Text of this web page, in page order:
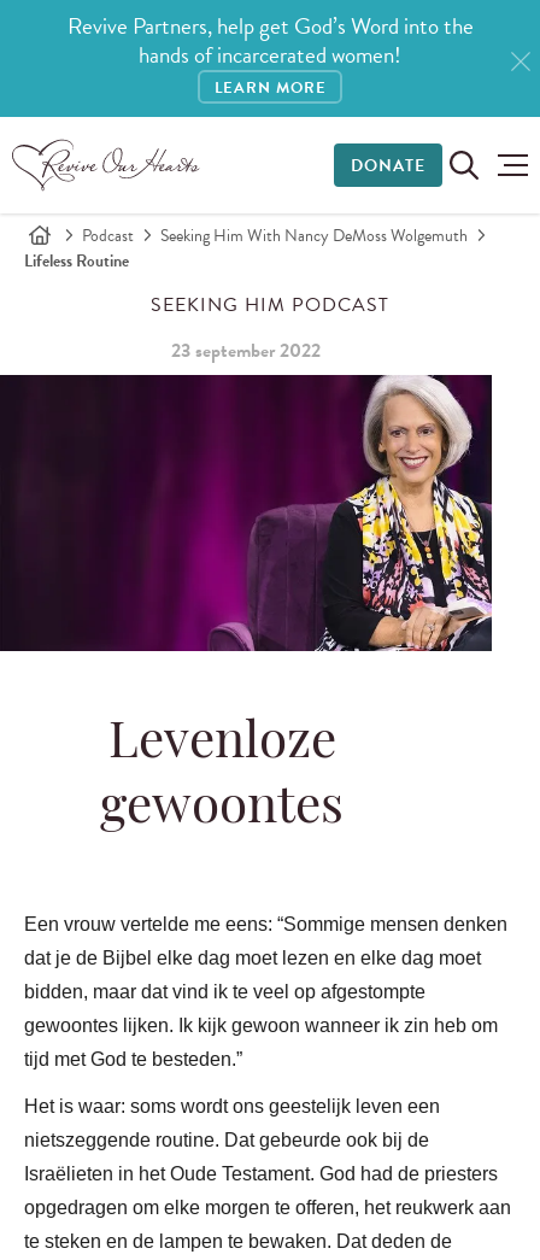
Revive Partners, help get God’s Word into the
hands of incarcerated women!
LEARN MORE
DONATE
Podcast
Seeking Him With Nancy DeMoss Wolgemuth
Lifeless Routine
SEEKING HIM PODCAST
23 september 2022
Levenloze
gewoontes
Een vrouw vertelde me eens: “Sommige mensen denken
dat je de Bijbel elke dag moet lezen en elke dag moet
bidden, maar dat vind ik te veel op afgestompte
gewoontes lijken. Ik kijk gewoon wanneer ik zin heb om
tijd met God te besteden.”
Het is waar: soms wordt ons geestelijk leven een
nietszeggende routine. Dat gebeurde ook bij de
Israëlieten in het Oude Testament. God had de priesters
opgedragen om elke morgen te offeren, het reukwerk aan
te steken en de lampen te bewaken. Dat deden de